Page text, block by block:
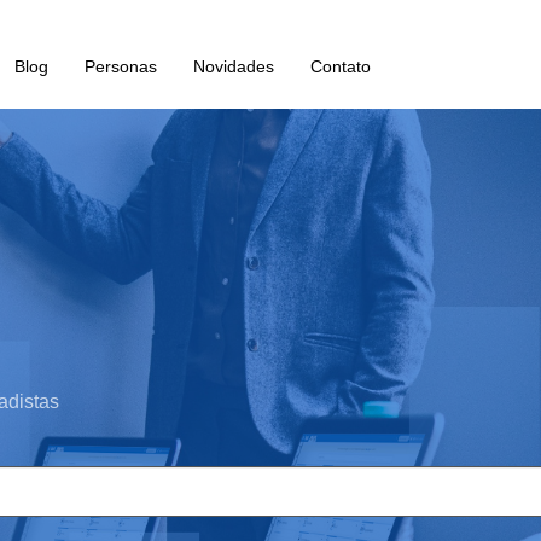
Blog Personas Novidades Contato